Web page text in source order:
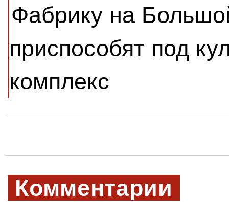
Фабрику на
приспособят под
комплекс
Комментарии